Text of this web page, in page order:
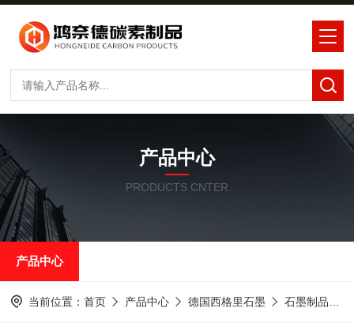
产品中心
PRODUCTS CNTER
产品中心
当前位置： 首页 产品中心 德国西格里石墨 石墨制品